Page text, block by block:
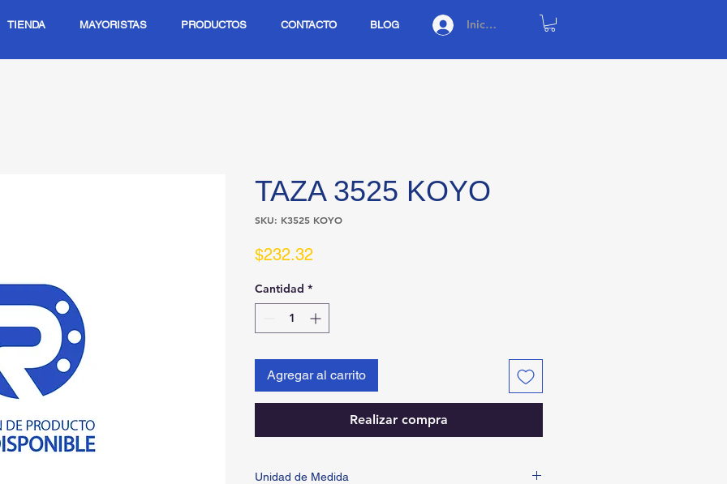
TIENDA MAYORISTAS PRODUCTOS CONTACTO BLOG Iniciar sesión
TAZA 3525 KOYO
SKU: K3525 KOYO
$232.32Precio
Cantidad *
Agregar al carrito
Realizar compra
Unidad de Medida